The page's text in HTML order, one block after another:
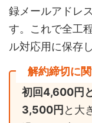
録メールアドレ
す。これで全工
ル対応用に保存
解約締切に
初回4,600円
3,500円と大